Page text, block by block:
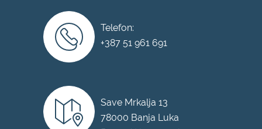
Telefon:
+387 51 961 691
Save Mrkalja 13
78000 Banja Luka